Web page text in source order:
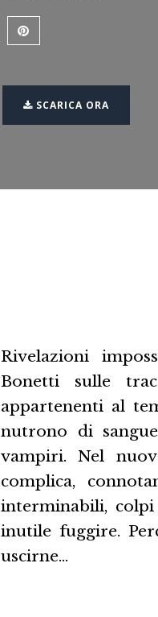
SCARICA ORA
Rivelazioni
Bonetti sulle
appartenenti al
nutrono di
vampiri. Nel
complica,
interminabili,
inutile fuggire.
uscirne…